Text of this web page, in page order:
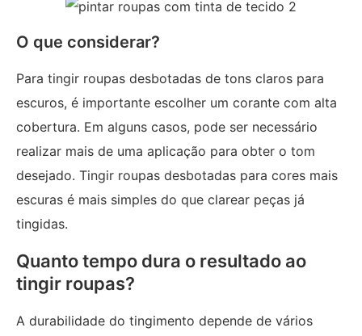
O que considerar?
Para tingir roupas desbotadas de tons claros para
escuros, é importante escolher um corante com alta
cobertura. Em alguns casos, pode ser necessário
realizar mais de uma aplicação para obter o tom
desejado. Tingir roupas desbotadas para cores mais
escuras é mais simples do que clarear peças já
tingidas.
Quanto tempo dura o resultado ao
tingir roupas?
A durabilidade do tingimento depende de vários